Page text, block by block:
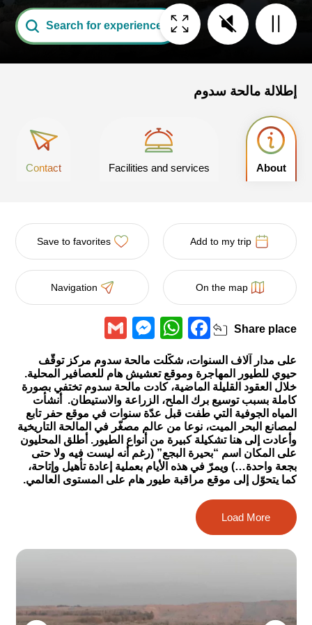
Search for experiences
إطلالة مالحة سدوم
About
Facilities and services
Contact
Add to my trip
Save to favorites
On the map
Navigation
Shareplace
Facebook
WhatsApp
Messenger
على مدار آلاف السنوات، شكّلت مالحة سدوم مركز توقّف
حيوي للطيور المهاجرة وموقع تعشيش هام للعصافير المحلية.
خلال العقود القليلة الماضية، كادت مالحة سدوم تختفي بصورة
كاملة بسبب توسيع برك الملح، الزراعة والاستيطان.
أنشأت
المياه الجوفية التي طفت قبل عدّة سنوات في موقع حفر تابع
لمصانع البحر الميت، نوعا من عالم مصغّر في المالحة التاريخية
وأعادت إلى هنا تشكيلة كبيرة من أنواع الطيور. أطلق المحليون
على المكان اسم “بحيرة البجع” (رغم أنه ليست فيه ولا حتى
بجعة واحدة…)ويمرّ في هذه الأيام بعملية إعادة تأهيل وإتاحة،
كمايتحوّل إلى موقع مراقبة طيور هام على المستوى العالمي.
تمتد مالحة سدوم في منطقة مصبّ وادي أمتسياهو، وادي
تسين ووادي العربا إلى البحر الميت. نشأت المالحة عن اندماج
ينابيع مالحة، فيضانات الوديان الموسمية وفيضانات البحر الميت
الموسمية.
المناطق الأقل ملوحة، تتنظّم النباتات على شكل “أحزمة”
(قطاعات) نباتية بحسب مستويات الملوحة. في الدائرة الأولى،
Load More